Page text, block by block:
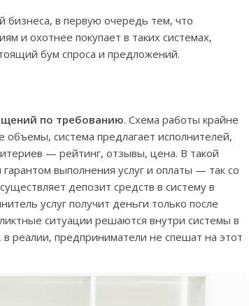
бизнеса, в первую очередь тем, что
и охотнее покупает в таких системах,
бум спроса и предложений.
по требованию. Схема работы крайне
система предлагает исполнителей,
— рейтинг, отзывы, цена. В такой
выполнения услуг и оплаты — так со
депозит средств в систему в
услуг получит деньги только после
ситуации решаются внутри системы в
реалии, предприниматели не спешат на этот